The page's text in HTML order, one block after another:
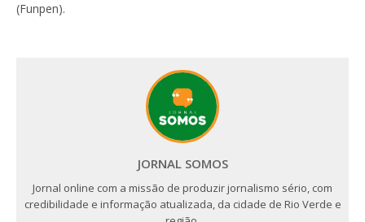
(Funpen).
JORNAL SOMOS
Jornal online com a missão de produzir jornalismo sério, com
credibilidade e informação atualizada, da cidade de Rio Verde e